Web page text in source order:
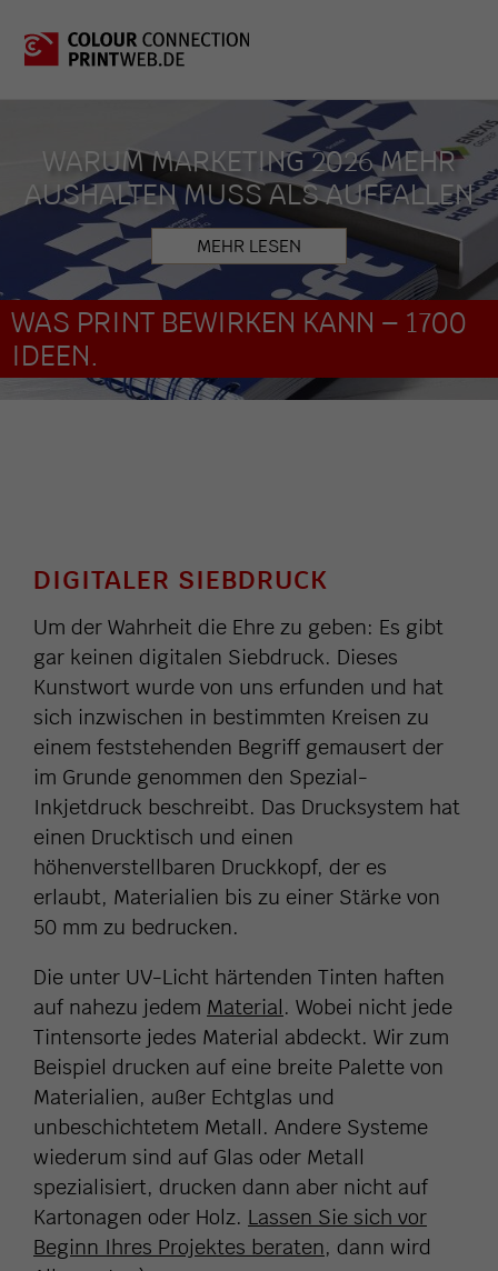
WARUM MARKETING 2026 MEHR
AUSHALTEN MUSS ALS AUFFALLEN
MEHR LESEN
WAS PRINT BEWIRKEN KANN – 1700
IDEEN.
DIGITALER SIEBDRUCK
Um der Wahrheit die Ehre zu geben: Es gibt
gar keinen digitalen Siebdruck. Dieses
Kunstwort wurde von uns erfunden und hat
sich inzwischen in bestimmten Kreisen zu
einem feststehenden Begriff gemausert der
im Grunde genommen den Spezial-
Inkjetdruck beschreibt. Das Drucksystem hat
einen Drucktisch und einen
höhenverstellbaren Druckkopf, der es
erlaubt, Materialien bis zu einer Stärke von
50 mm zu bedrucken.
Die unter UV-Licht härtenden Tinten haften
auf nahezu jedem Material. Wobei nicht jede
Tintensorte jedes Material abdeckt. Wir zum
Beispiel drucken auf eine breite Palette von
Materialien, außer Echtglas und
unbeschichtetem Metall. Andere Systeme
wiederum sind auf Glas oder Metall
spezialisiert, drucken dann aber nicht auf
Kartonagen oder Holz. Lassen Sie sich vor
Beginn Ihres Projektes beraten, dann wird